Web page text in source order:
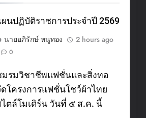
ผนปฏิบัติราชการประจำปี 2569
นายอภิรักษ์ หนูทอง
2 hours ago
0
มรมวิชาชีพแฟชั่นและสิ่งทอ
ดโครงการแฟชั่นโชว์ผ้าไทย
ไตล์โมเดิร์น วันที่ ๕ ส.ค. นี้